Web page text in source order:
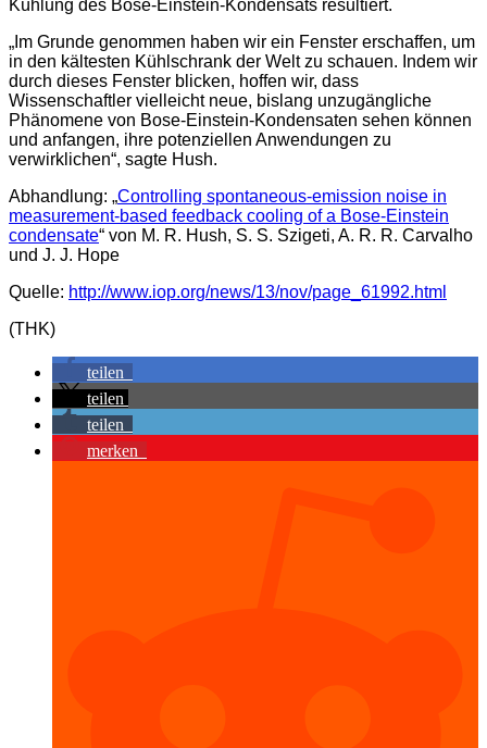
Kühlung des Bose-Einstein-Kondensats resultiert.
„Im Grunde genommen haben wir ein Fenster erschaffen, um
in den kältesten Kühlschrank der Welt zu schauen. Indem wir
durch dieses Fenster blicken, hoffen wir, dass
Wissenschaftler vielleicht neue, bislang unzugängliche
Phänomene von Bose-Einstein-Kondensaten sehen können
und anfangen, ihre potenziellen Anwendungen zu
verwirklichen“, sagte Hush.
Abhandlung: „Controlling spontaneous-emission noise in
measurement-based feedback cooling of a Bose-Einstein
condensate“ von M. R. Hush, S. S. Szigeti, A. R. R. Carvalho
und J. J. Hope
Quelle: http://www.iop.org/news/13/nov/page_61992.html
(THK)
teilen
teilen
teilen
merken